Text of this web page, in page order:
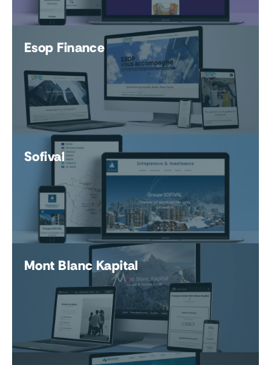
Esop Finance
Sofival
Mont Blanc Kapital